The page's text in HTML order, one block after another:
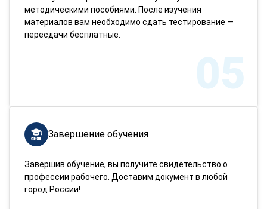
методическими пособиями. После изучения
материалов вам необходимо сдать тестирование —
пересдачи бесплатные.
05
Завершение обучения
Завершив обучение, вы получите свидетельство о
профессии рабочего. Доставим документ в любой
город России!